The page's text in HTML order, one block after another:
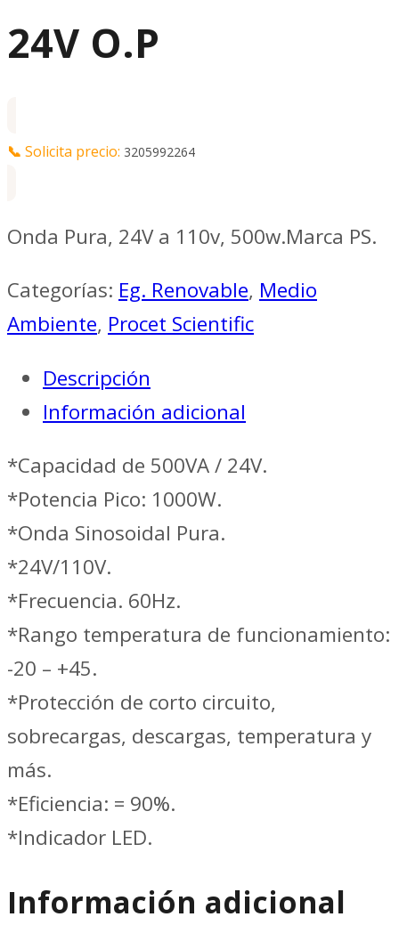
24V O.P
📞 Solicita precio: 3205992264
Onda Pura, 24V a 110v, 500w.Marca PS.
Categorías: Eg. Renovable, Medio
Ambiente, Procet Scientific
Descripción
Información adicional
*Capacidad de 500VA / 24V.
*Potencia Pico: 1000W.
*Onda Sinosoidal Pura.
*24V/110V.
*Frecuencia. 60Hz.
*Rango temperatura de funcionamiento:
-20 – +45.
*Protección de corto circuito,
sobrecargas, descargas, temperatura y
más.
*Eficiencia: = 90%.
*Indicador LED.
Información adicional